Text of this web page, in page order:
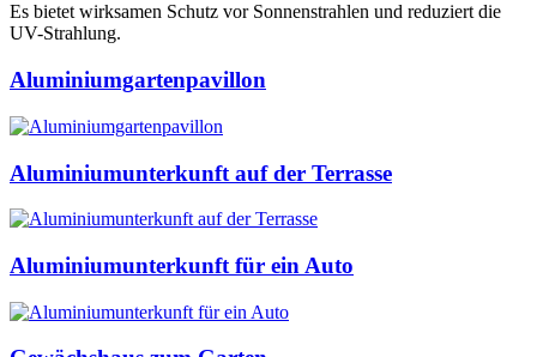
Es bietet wirksamen Schutz vor Sonnenstrahlen und reduziert die
UV-Strahlung.
Aluminiumgartenpavillon
Aluminiumunterkunft auf der Terrasse
Aluminiumunterkunft für ein Auto